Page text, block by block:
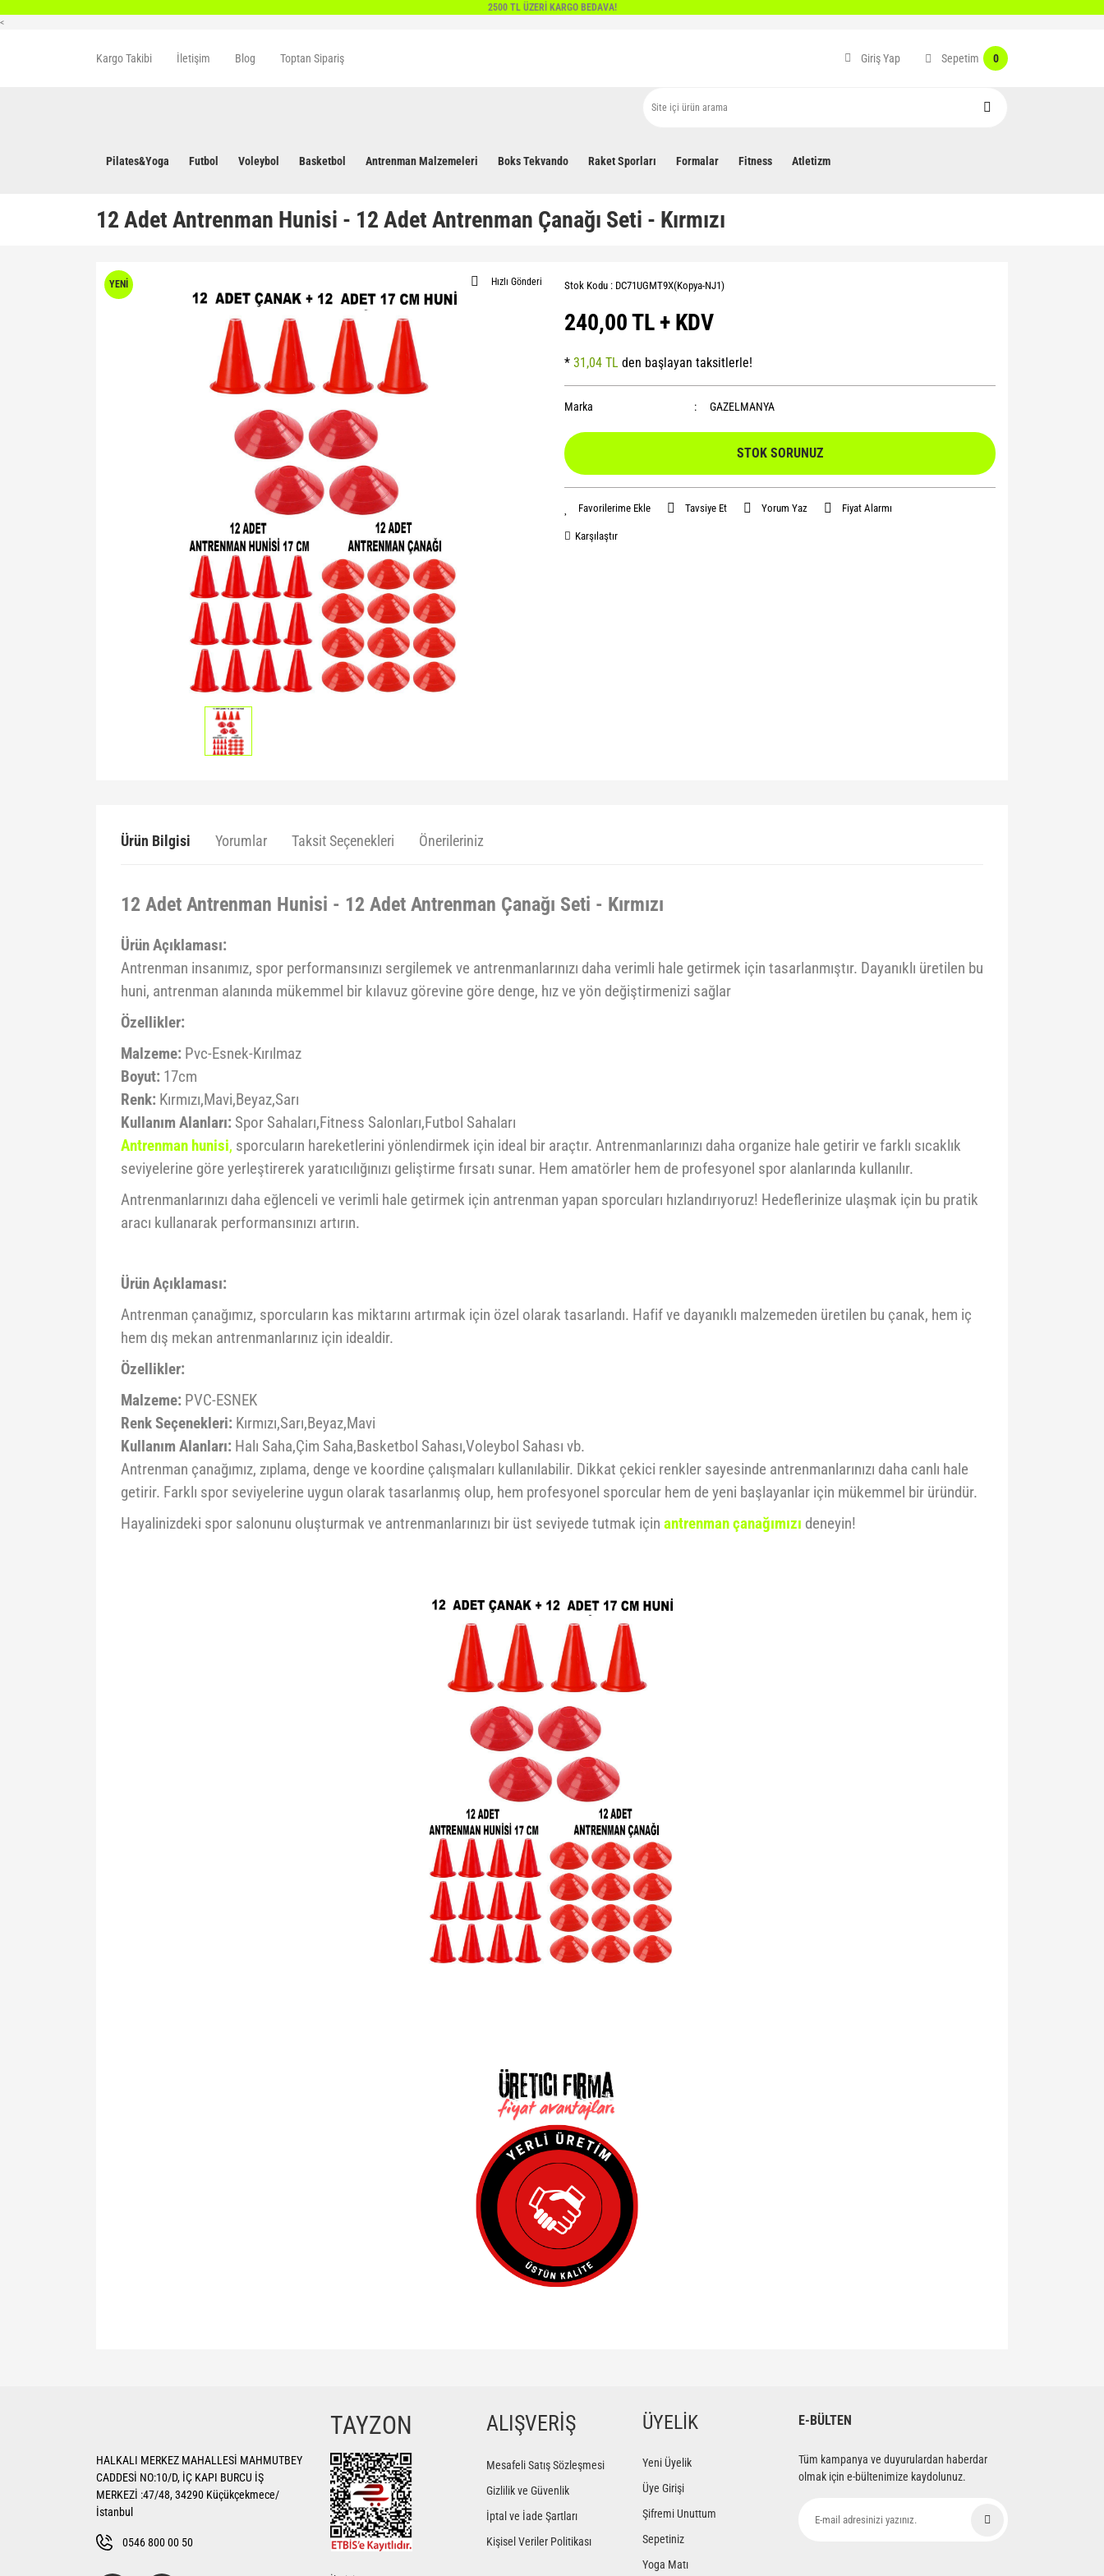
2500 TL ÜZERİ KARGO BEDAVA!
<
Kargo Takibi İletişim Blog Toptan Sipariş Giriş Yap Sepetim 0
Pilates&Yoga Futbol Voleybol Basketbol Antrenman Malzemeleri Boks Tekvando Raket Sporları Formalar Fitness Atletizm
12 Adet Antrenman Hunisi - 12 Adet Antrenman Çanağı Seti - Kırmızı
YENİ Hızlı Gönderi Stok Kodu : DC71UGMT9X(Kopya-NJ1)
240,00 TL + KDV
* 31,04 TL den başlayan taksitlerle!
Marka GAZELMANYA
STOK SORUNUZ
Tavsiye Et Yorum Yaz Fiyat Alarmı
Karşılaştır
Ürün Bilgisi Yorumlar Taksit Seçenekleri Önerileriniz
12 Adet Antrenman Hunisi - 12 Adet Antrenman Çanağı Seti - Kırmızı
Ürün Açıklaması:
Antrenman insanımız, spor performansınızı sergilemek ve antrenmanlarınızı daha verimli hale getirmek için tasarlanmıştır. Dayanıklı üretilen bu
huni, antrenman alanında mükemmel bir kılavuz görevine göre denge, hız ve yön değiştirmenizi sağlar
Özellikler:
Malzeme: Pvc-Esnek-Kırılmaz
Boyut: 17cm
Renk: Kırmızı,Mavi,Beyaz,Sarı
Kullanım Alanları: Spor Sahaları,Fitness Salonları,Futbol Sahaları
Antrenman hunisi, sporcuların hareketlerini yönlendirmek için ideal bir araçtır. Antrenmanlarınızı daha organize hale getirir ve farklı sıcaklık
seviyelerine göre yerleştirerek yaratıcılığınızı geliştirme fırsatı sunar. Hem amatörler hem de profesyonel spor alanlarında kullanılır.
Antrenmanlarınızı daha eğlenceli ve verimli hale getirmek için antrenman yapan sporcuları hızlandırıyoruz! Hedeflerinize ulaşmak için bu pratik
aracı kullanarak performansınızı artırın.
Ürün Açıklaması:
Antrenman çanağımız, sporcuların kas miktarını artırmak için özel olarak tasarlandı. Hafif ve dayanıklı malzemeden üretilen bu çanak, hem iç
hem dış mekan antrenmanlarınız için idealdir.
Özellikler:
Malzeme: PVC-ESNEK
Renk Seçenekleri: Kırmızı,Sarı,Beyaz,Mavi
Kullanım Alanları: Halı Saha,Çim Saha,Basketbol Sahası,Voleybol Sahası vb.
Antrenman çanağımız, zıplama, denge ve koordine çalışmaları kullanılabilir. Dikkat çekici renkler sayesinde antrenmanlarınızı daha canlı hale
getirir. Farklı spor seviyelerine uygun olarak tasarlanmış olup, hem profesyonel sporcular hem de yeni başlayanlar için mükemmel bir üründür.
Hayalinizdeki spor salonunu oluşturmak ve antrenmanlarınızı bir üst seviyede tutmak için antrenman çanağımızı deneyin!
Yorum Yaz
Ürün resmi kalitesiz, bozuk veya görüntülenemiyor.
Ürün bilgilerinde hatalar bulunuyor.
Ürün fiyatı diğer sitelerden daha pahalı.
HALKALI MERKEZ MAHALLESİ MAHMUTBEY
CADDESİ NO:10/D, İÇ KAPI BURCU İŞ
MERKEZİ :47/48, 34290 Küçükçekmece/
İstanbul
0546 800 00 50
TAYZON ALIŞVERİŞ
Mesafeli Satış Sözleşmesi
Gizlilik ve Güvenlik
İptal ve İade Şartları
Kişisel Veriler Politikası
ÜYELİK
Yeni Üyelik
Üye Girişi
Şifremi Unuttum
Sepetiniz
Yoga Matı
E-BÜLTEN
Tüm kampanya ve duyurulardan haberdar
olmak için e-bültenimize kaydolunuz.